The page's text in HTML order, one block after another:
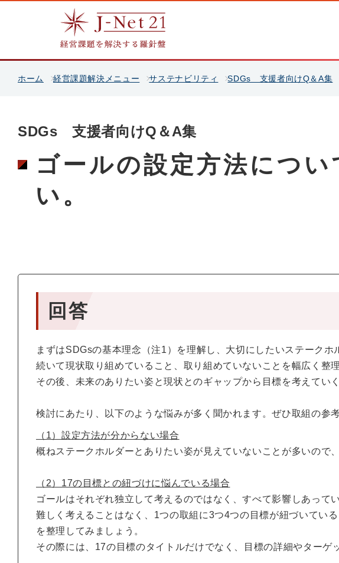
ホーム 経営課題解決メニュー サステナビリティ SDGs 支援者向けQ＆A集
SDGs 支援者向けQ＆A集
ゴールの設定方法につい
い。
回答
まずはSDGsの基本理念（注1）を理解し、大切にしたいステークホ
続いて現状取り組めていること、取り組めていないことを幅広く整理
その後、未来のありたい姿と現状とのギャップから目標を考えてい
検討にあたり、以下のような悩みが多く聞かれます。ぜひ取組の参
（1）設定方法が分からない場合
概ねステークホルダーとありたい姿が見えていないことが多いので
（2）17の目標との紐づけに悩んでいる場合
ゴールはそれぞれ独立して考えるのではなく、すべて影響しあって
難しく考えることはなく、1つの取組に3つ4つの目標が紐づいてい
を整理してみましょう。
その際には、17の目標のタイトルだけでなく、目標の詳細やターゲ